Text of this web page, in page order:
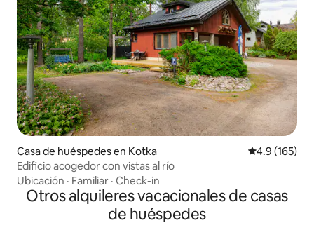
Casa de huéspedes en Kotka Calificación
4.9 (165)
Edificio acogedor con vistas al río
Ubicación · Familiar · Check-in
Otros alquileres vacacionales de casas
de huéspedes